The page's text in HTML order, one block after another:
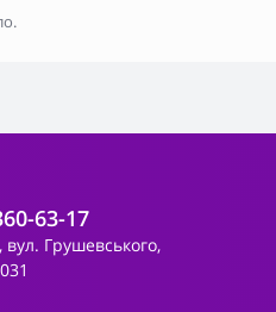
63-17
Грушевського,